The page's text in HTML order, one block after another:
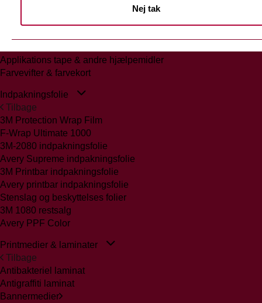
Nej tak
Glasmattering Ritrama/Fedrigoni
Applikations tape & andre hjælpemidler
Farvevifter & farvekort
Indpakningsfolie
Tilbage
3M Protection Wrap Film
F-Wrap Ultimate 1000
3M-2080 indpakningsfolie
Avery Supreme indpakningsfolie
3M Printbar indpakningsfolie
Avery printbar indpakningsfolie
Stenslag og beskyttelses folier
3M 1080 restsalg
Avery PPF Color
Printmedier & laminater
Tilbage
Antibakteriel laminat
Antigraffiti laminat
Bannermedier